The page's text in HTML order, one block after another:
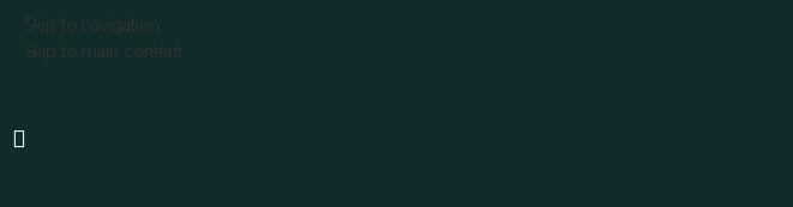
Skip to navigation
Skip to main content